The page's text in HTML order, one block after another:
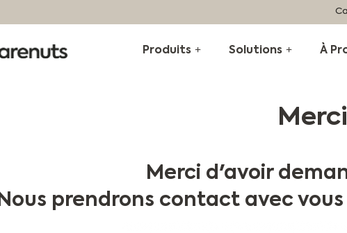
Produits Solutions À
Merci d'avoir
Nous prendrons contact avec